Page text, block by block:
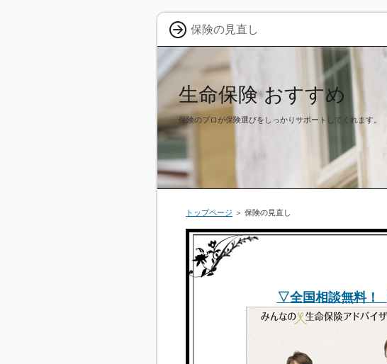
保険の見直し
生命保険 おすすめ
保険のプロが保険選びをしっかりサポートしてくれます。
トップページ ＞ 保険の見直し
▽全国相談無料！